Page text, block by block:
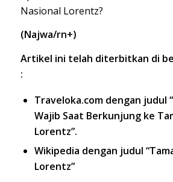
Nasional Lorentz?
(Najwa/rn+)
Artikel ini telah diterbitkan di
:
Traveloka.com dengan judul
Wajib Saat Berkunjung ke
Lorentz”.
Wikipedia dengan judul
Lorentz”